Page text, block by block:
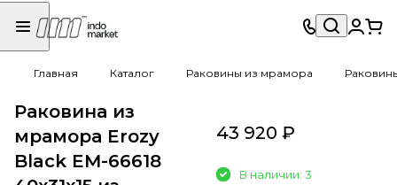
Главная Каталог Раковины из мрамора
Раковина из
мрамора Erozy
Black EM-66618
43 920 ₽
В наличии: 3